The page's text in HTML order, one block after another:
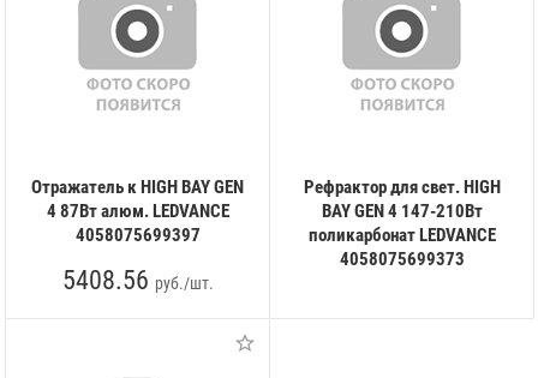
Отражатель к HIGH BAY GEN
4 87Вт алюм. LEDVANCE
4058075699397
5408.56 руб./шт.
Рефрактор для свет. HIGH
BAY GEN 4 147-210Вт
поликарбонат LEDVANCE
4058075699373